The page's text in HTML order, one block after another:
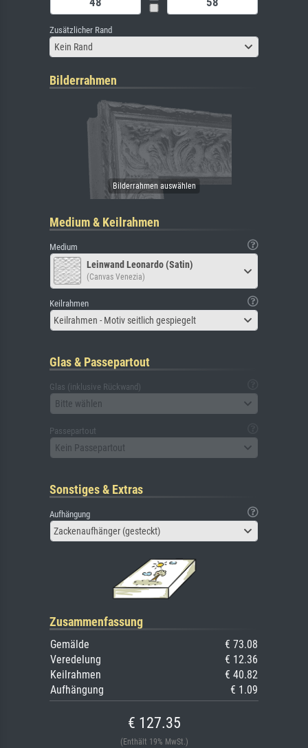
Zusätzlicher Rand
Kein Rand
Bilderrahmen
Medium & Keilrahmen
Medium
Leinwand Leonardo (Satin)
(Canvas Venezia)
Keilrahmen
Keilrahmen - Motiv seitlich gespiegelt
Glas & Passepartout
Glas (inklusive Rückwand)
Bitte wählen
Passepartout
Kein Passepartout
Sonstiges & Extras
Aufhängung
Zackenaufhänger (gesteckt)
Zusammenfassung
Gemälde
€ 73.08
Veredelung
€ 12.36
Keilrahmen
€ 40.82
Aufhängung
€ 1.09
€ 127.35
(Enthält 19% MwSt.)